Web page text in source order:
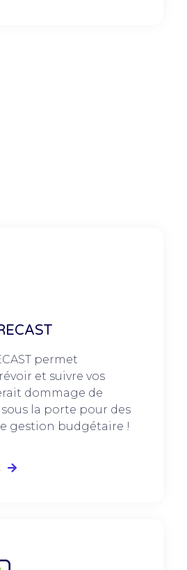
permet
et suivre vos
dommage de
la porte pour des
gestion budgétaire !